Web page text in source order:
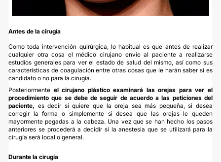
Antes de la cirugía
Como toda intervención quirúrgica, lo habitual es que antes de realizar
cualquier otra cosa el médico cirujano envíe al paciente a realizarse
estudios generales para ver el estado de salud del mismo, así como sus
características de coagulación entre otras cosas que le harán saber si es
candidato o no para la cirugía.
Posteriormente el cirujano plástico examinará las orejas para ver el
procedimiento que se debe de seguir de acuerdo a las peticiones del
paciente, es decir si quiere que la oreja sea más pequeña, si desea
corregir la forma o simplemente si desea que las orejas le queden
mayormente pegadas a la cabeza. Una vez que se han hecho los pasos
anteriores se procederá a decidir si la anestesia que se utilizará para la
cirugía será local o general.
Durante la cirugía